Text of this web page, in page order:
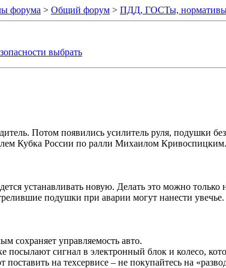
форума > Общий форум > ПДД, ГОСТы,
выбрать
Потом появились усилитель руля, подушки
Кубка России по ралли Михаилом Кривоспицким.
устанавливать новую. Делать это можно только
подушки при аварии могут нанести увечье.
сохраняет управляемость авто.
сигнал в электронный блок и колесо,
поставить на техсервисе – не покупайтесь на